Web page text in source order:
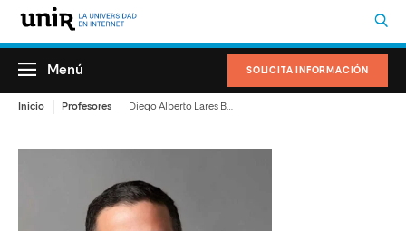
SOLICITA INFORMACIÓN
Menú
Inicio Profesores